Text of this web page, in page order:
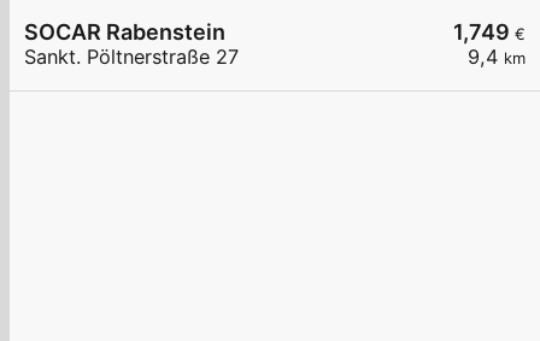
1,749 €
9,4 km
SOCAR Rabenstein
Sankt. Pöltnerstraße 27